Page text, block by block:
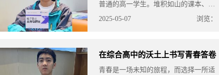
普通的高一学生。堆积如山的课本、密
密麻麻的试卷、永无止境的考试，组成
了他压抑又迷茫的高中日常。面对传统
2025-05-07 浏览：
在综合高中的沃土上书写青春答卷
青春是一场未知的旅程，而选择一所适